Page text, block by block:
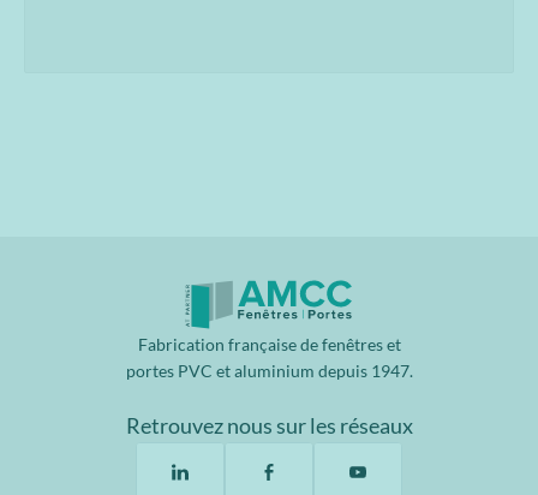
Fabrication française de fenêtres et
portes PVC et aluminium depuis 1947.
Retrouvez nous sur les réseaux